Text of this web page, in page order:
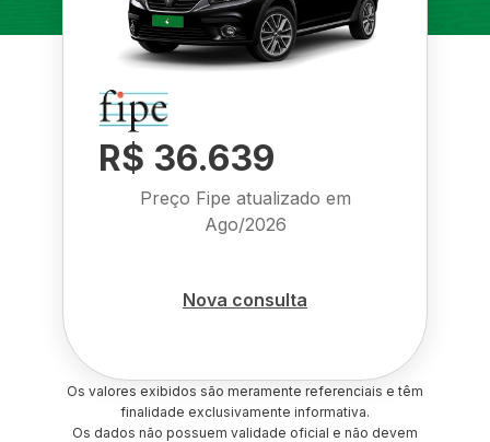
R$ 36.639
Preço Fipe atualizado em
Ago/2026
Nova consulta
Os valores exibidos são meramente referenciais e têm
finalidade exclusivamente informativa.
Os dados não possuem validade oficial e não devem